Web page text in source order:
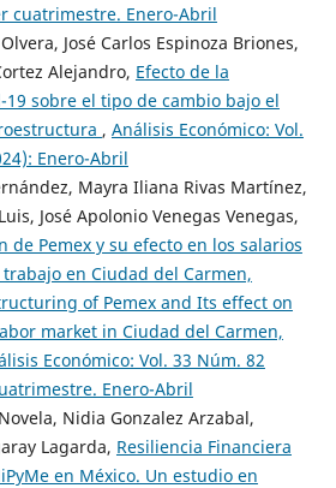
cuatrimestre. Enero-Abril
José Carlos Espinoza Briones,
Alejandro, Efecto de la
19 sobre el tipo de cambio bajo el
, Análisis Económico: Vol.
Enero-Abril
Mayra Iliana Rivas Martínez,
José Apolonio Venegas Venegas,
de Pemex y su efecto en los salarios
en Ciudad del Carmen,
of Pemex and Its effect on
market in Ciudad del Carmen,
Económico: Vol. 33 Núm. 82
Enero-Abril
Nidia Gonzalez Arzabal,
Lagarda, Resiliencia Financiera
en México. Un estudio en